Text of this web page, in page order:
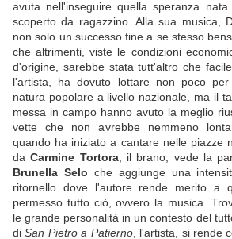
avuta nell'inseguire quella speranza
scoperto da ragazzino. Alla sua musica,
non solo un successo fine a se stesso
che altrimenti, viste le condizioni
d'origine, sarebbe stata tutt'altro che
l'artista, ha dovuto lottare non poco
natura popolare a livello nazionale, ma il
messa in campo hanno avuto la meglio
vette che non avrebbe nemmeno
quando ha iniziato a cantare nelle piazze
daCarmine Tortora, il brano, vede la
Brunella Selo che aggiunge una
ritornello dove l'autore rende merito a
permesso tutto ciò, ovvero la musica.
le grande personalità in un contesto del
diSan Pietro a Patierno, l'artista, si rende